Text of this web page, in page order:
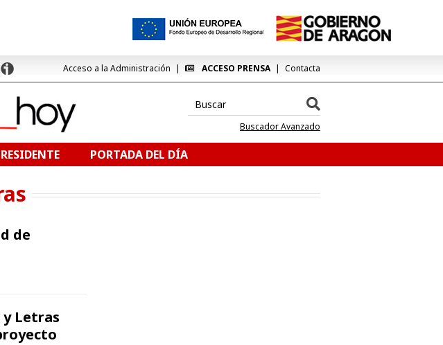
Acceso a la Administración ACCESO PRENSA Contacta
Buscador Avanzado
PORTADA DEL DÍA
de
Letras